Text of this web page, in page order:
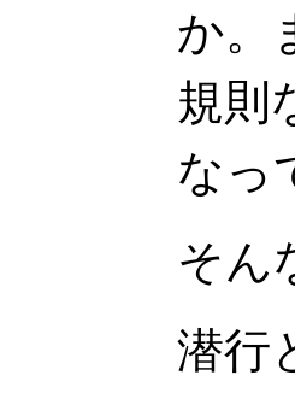
か。
規則
なっ
そん
潜行